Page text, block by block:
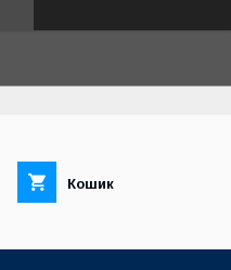
Кошик